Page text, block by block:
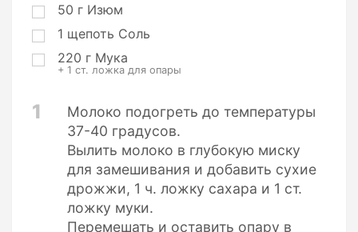
50 г Изюм
1 щепоть Соль
220 г Мука
+ 1 ст. ложка для опары
1
Молоко подогреть до температуры
37-40 градусов.
Вылить молоко в глубокую миску
для замешивания и добавить сухие
дрожжи, 1 ч. ложку сахара и 1 ст.
ложку муки.
Перемешать и оставить опару в